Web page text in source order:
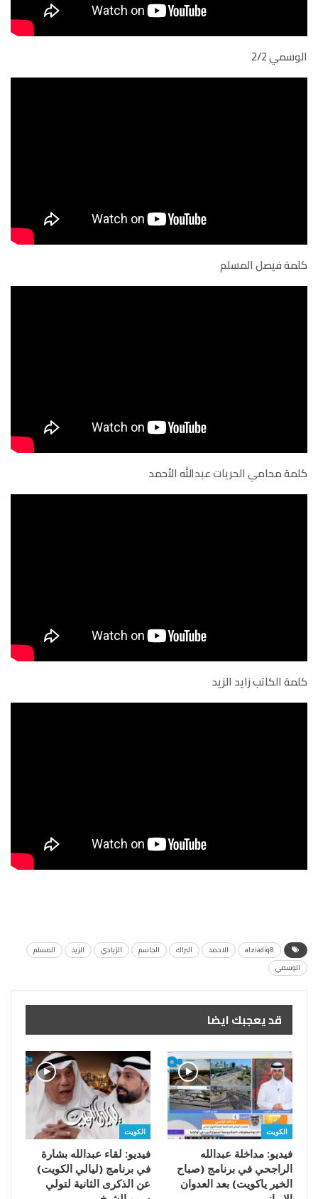
الوسمي 2/2
كلمة فيصل المسلم
كلمة محامي الحريات عبدالله الأحمد
كلمة الكاتب زايد الزيد
alziadiq8 الاحمد البراك الجاسم الزيادي الزيد
المسلم
الوسمي
قد يعجبك ايضا
الكويت
فيديو: مداخلة عبدالله
الراجحي في برنامج (صباح
الخير ياكويت) بعد العدوان
الكويت
فيديو: لقاء عبدالله بشارة
في برنامج (ليالي الكويت)
عن الذكرى الثانية لتولي